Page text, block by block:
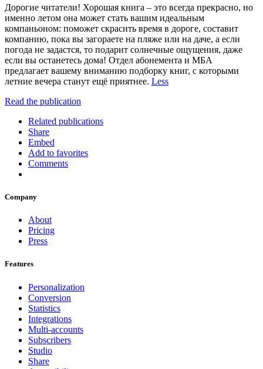
Дорогие читатели! Хорошая книга – это всегда прекрасно, но
именно летом она может стать вашим идеальным
компаньоном: поможет скрасить время в дороге, составит
компанию, пока вы загораете на пляже или на даче, а если
погода не задастся, то подарит солнечные ощущения, даже
если вы останетесь дома! Отдел абонемента и МБА
предлагает вашему вниманию подборку книг, с которыми
летние вечера станут ещё приятнее. Less
Read the publication
Related publications
Share
Embed
Add to favorites
Comments
Company
About
Pricing
Press
Features
Personalization
Conversion
Statistics
Integrations
Multi-accounts
Subscribers
Studio
Share